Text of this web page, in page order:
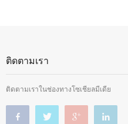
ติดตามเรา
ติดตามเราในช่องทางโซเชียลมีเดีย